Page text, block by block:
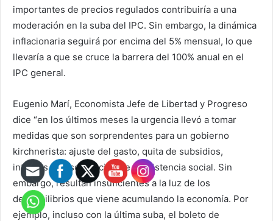
importantes de precios regulados contribuiría a una
moderación en la suba del IPC. Sin embargo, la dinámica
inflacionaria seguirá por encima del 5% mensual, lo que
llevaría a que se cruce la barrera del 100% anual en el
IPC general.
Eugenio Marí, Economista Jefe de Libertad y Progreso
dice “en los últimos meses la urgencia llevó a tomar
medidas que son sorprendentes para un gobierno
kirchnerista: ajuste del gasto, quita de subsidios,
intentos de fiscalización de la asistencia social. Sin
embargo, resultan insuficientes a la luz de los
desequilibrios que viene acumulando la economía. Por
ejemplo, incluso con la última suba, el boleto de